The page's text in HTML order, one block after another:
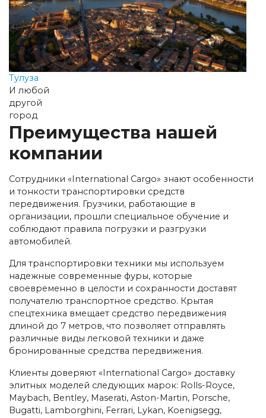
Тулуза
И любой
другой
город
Преимущества нашей
компании
Сотрудники «International Cargo» знают особенности
и тонкости транспортировки средств
передвижения. Грузчики, работающие в
организации, прошли специальное обучение и
соблюдают правила погрузки и разгрузки
автомобилей.
Для транспортировки техники мы используем
надежные современные фуры, которые
своевременно в целости и сохранности доставят
получателю транспортное средство. Крытая
спецтехника вмещает средство передвижения
длиной до 7 метров, что позволяет отправлять
различные виды легковой техники и даже
бронированные средства передвижения.
Клиенты доверяют «International Cargo» доставку
элитных моделей следующих марок: Rolls-Royce,
Maybach, Bentley, Maserati, Aston-Martin, Porsche,
Bugatti, Lamborghini, Ferrari, Lykan, Koenigsegg,